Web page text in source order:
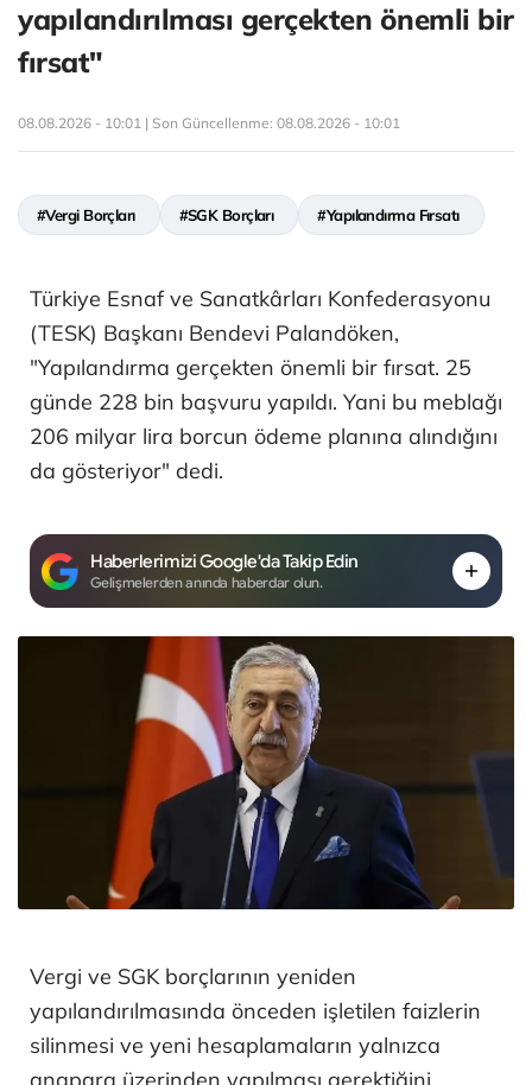
yapılandırılması gerçekten önemli bir
fırsat"
08.08.2026 - 10:01 | Son Güncellenme: 08.08.2026 - 10:01
#Vergi Borçları #SGK Borçları #Yapılandırma Fırsatı
Türkiye Esnaf ve Sanatkârları Konfederasyonu
(TESK) Başkanı Bendevi Palandöken,
"Yapılandırma gerçekten önemli bir fırsat. 25
günde 228 bin başvuru yapıldı. Yani bu meblağı
206 milyar lira borcun ödeme planına alındığını
da gösteriyor" dedi.
Haberlerimizi Google'da Takip Edin
Gelişmelerden anında haberdar olun.
Vergi ve SGK borçlarının yeniden
yapılandırılmasında önceden işletilen faizlerin
silinmesi ve yeni hesaplamaların yalnızca
anapara üzerinden yapılması gerektiğini